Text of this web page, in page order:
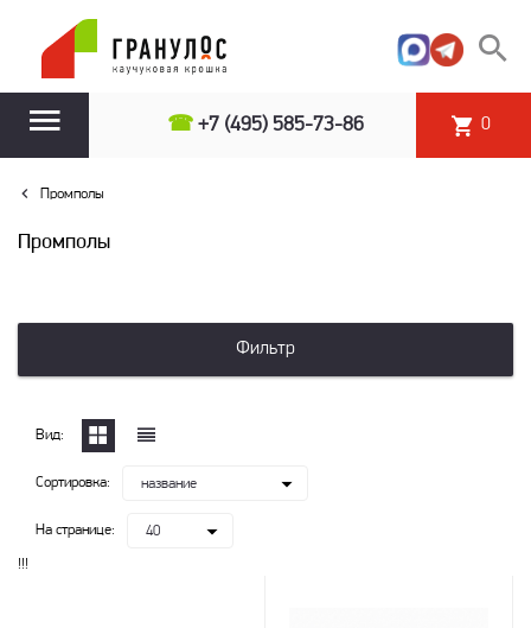
☎ +7 (495) 585-73-86 0
Промполы
Промполы
Фильтр
Вид:
Сортировка: название
На странице: 40
!!!